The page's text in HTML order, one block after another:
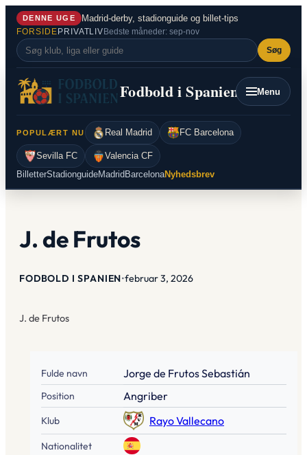
Spring
indhold
DENNE UGE Madrid-derby, stadionguide og billet-tips
FORSIDE PRIVATLIV Bedste måneder: sep-nov
Søg
Fodbold i Spanien Menu
POPULÆRT NU Real Madrid FC Barcelona
Sevilla FC
Valencia CF
BilletterStadionguideMadrid BarcelonaNyhedsbrev
J. de Frutos
FODBOLD I SPANIEN•februar 3, 2026
J. de Frutos
Fulde navn Jorge de Frutos Sebastián
Position Angriber
Klub Rayo Vallecano
Nationalitet